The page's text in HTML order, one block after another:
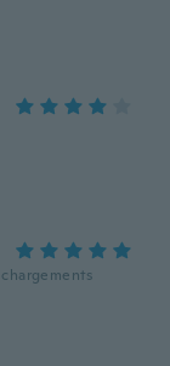
chargements